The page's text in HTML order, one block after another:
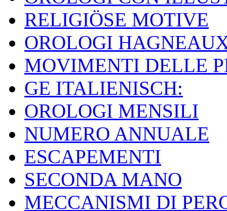
RELIGIÖSE MOTIVE
OROLOGI
MOVIMENTI DELLE
GE ITALIENISCH:
OROLOGI MENSILI
NUMERO ANNUALE
ESCAPEMENTI
SECONDA MANO
MECCANISMI DI